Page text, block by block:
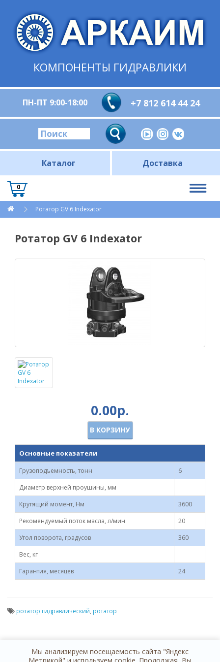
КОМПОНЕНТЫ ГИДРАВЛИКИ
ПН-ПТ 9:00-18:00 +7 812 614 44 24
Каталог Доставка
0
Ротатор GV 6 Indexator
Ротатор GV 6 Indexator
0.00р.
В КОРЗИНУ
Основные показатели
Грузоподъемность, тонн
6
Диаметр верхней проушины, мм
Крутящий момент, Нм
3600
Рекомендуемый поток масла, л/мин
20
Угол поворота, градусов
360
Вес, кг
Гарантия, месяцев
24
ротатор гидравлический, ротатор
Мы анализируем посещаемость сайта "Яндекс